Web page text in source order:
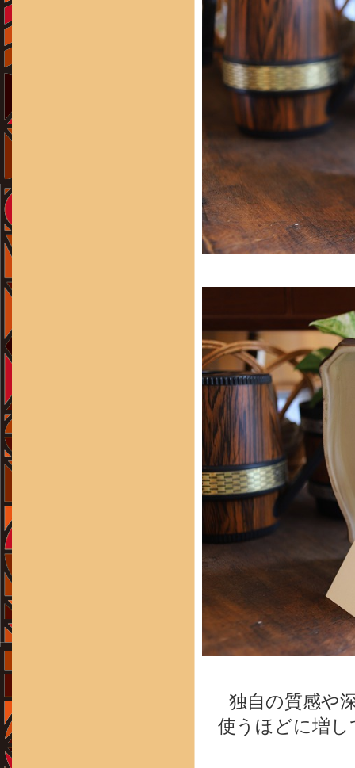
独自の質感や
使うほどに増